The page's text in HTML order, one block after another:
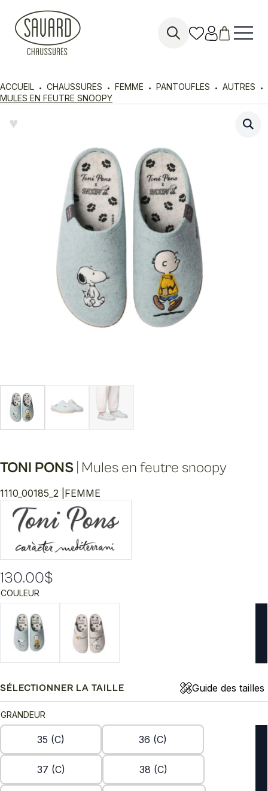
ACCUEIL CHAUSSURES FEMME PANTOUFLES
AUTRES
MULES EN FEUTRE SNOOPY
♥︎
TONI PONS Mules en feutre snoopy
1110_00185_2 | FEMME
130.00$
COULEUR
SÉLECTIONNER LA TAILLE Guide des tailles
GRANDEUR
35 (C) 36 (C)
37 (C) 38 (C)